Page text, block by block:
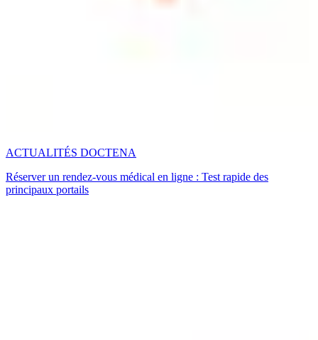
ACTUALITÉS DOCTENA
Réserver un rendez-vous médical en ligne : Test rapide des
principaux portails